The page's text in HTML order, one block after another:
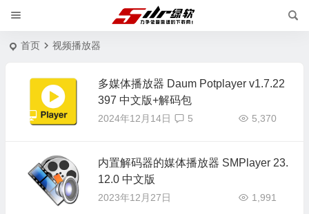
首页 视频播放器
多媒体播放器 Daum Potplayer v1.7.22
397 中文版+解码包
2024年12月14日 5,370
5
内置解码器的媒体播放器 SMPlayer 23.
12.0 中文版
2023年12月27日 1,991